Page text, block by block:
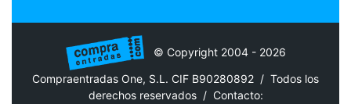
© Copyright 2004 - 2026
Compraentradas One, S.L. CIF B90280892 / Todos los
derechos reservados / Contacto: